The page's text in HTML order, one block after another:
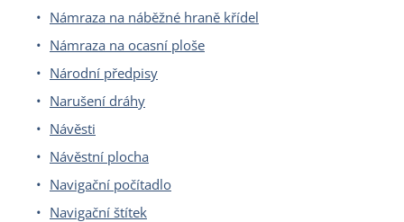
Námraza na náběžné hraně křídel
Námraza na ocasní ploše
Národní předpisy
Narušení dráhy
Návěsti
Návěstní plocha
Navigační počítadlo
Navigační štítek